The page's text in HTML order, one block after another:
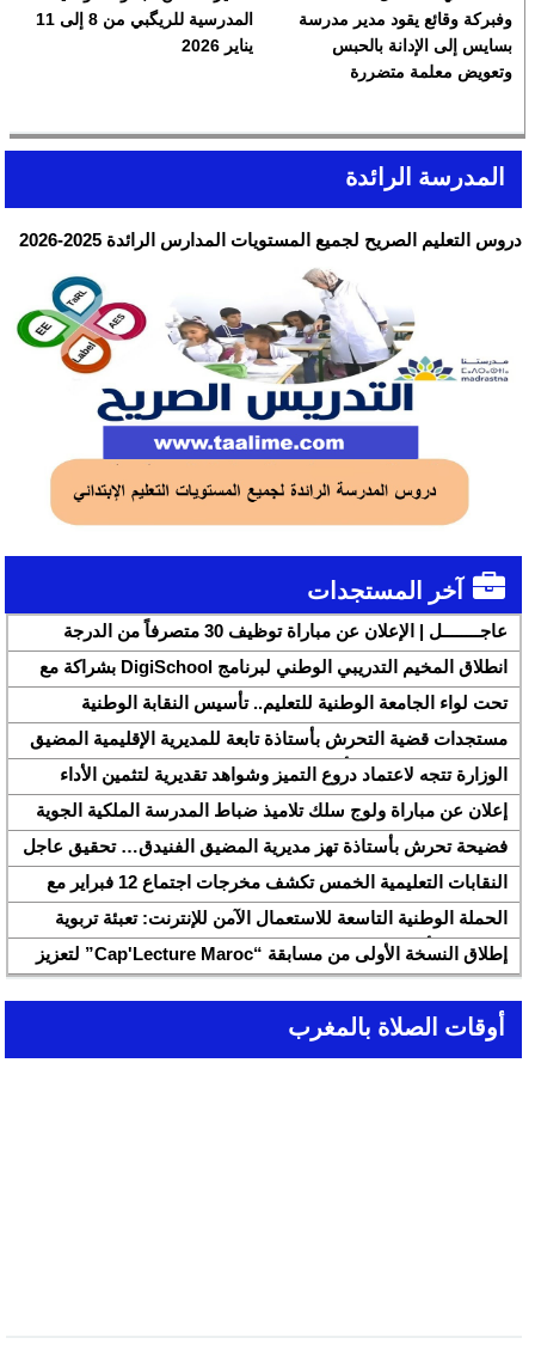
وفبركة وقائع يقود مدير مدرسة
بسايس إلى الإدانة بالحبس
وتعويض معلمة متضررة
المدرسية للريگبي من 8 إلى 11
يناير 2026
المدرسة الرائدة
دروس التعليم الصريح لجميع المستويات المدارس الرائدة 2025-2026
آخر المستجدات
عاجــــــــل | الإعلان عن مباراة توظيف 30 متصرفاً من الدرجة
الثانية بقطاع الشباب
انطلاق المخيم التدريبي الوطني لبرنامج DigiSchool بشراكة مع
شركة هواوي المغرب
تحت لواء الجامعة الوطنية للتعليم.. تأسيس النقابة الوطنية
للمتصرفين والمتصرفات بقطاع التربية الوطنية SNASE وانتخاب
مكتبها الوطني
مستجدات قضية التحرش بأستاذة تابعة للمديرية الإقليمية المضيق
الفنيدق ولجنة تابعة للأكاديمية الجهوية للتربية والتكوين بجهة طنجة
تطوان الحسيمة، تحل بذات المديرية الإقليمية
الوزارة تتجه لاعتماد دروع التميز وشواهد تقديرية لتثمين الأداء
التربوي بمؤسسات الريادة
إعلان عن مباراة ولوج سلك تلاميذ ضباط المدرسة الملكية الجوية
لسنة 2026
فضيحة تحرش بأستاذة تهز مديرية المضيق الفنيدق… تحقيق عاجل
ولجنة تفتيش على الخط
النقابات التعليمية الخمس تكشف مخرجات اجتماع 12 فبراير مع
وزارة التربية والتعليم وتطالب بتسريع تنزيل الالتزامات
الحملة الوطنية التاسعة للاستعمال الآمن للإنترنت: تعبئة تربوية
لمواجهة الأخبار الزائفة في عصر الذكاء الاصطناعي
إطلاق النسخة الأولى من مسابقة “Cap'Lecture Maroc” لتعزيز
القراءة بالفرنسية سنة 2026
أوقات الصلاة بالمغرب